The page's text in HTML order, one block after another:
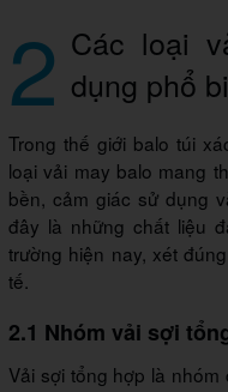
2 Các loại
dụng phổ
Trong thế giới balo túi
loại vải may balo mang
bền, cảm giác sử dụng
đây là những chất liệu
trường hiện nay, xét
tế.
2.1 Nhóm vải sợi
Vải sợi tổng hợp là